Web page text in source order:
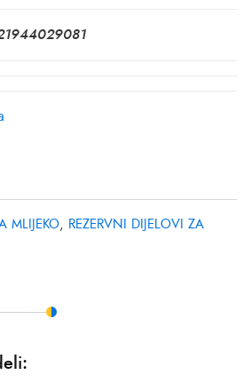
MLIJEKO, REZERVNI DIJELOVI ZA